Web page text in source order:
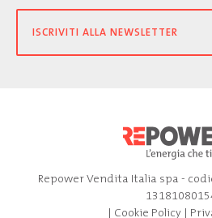
ISCRIVITI ALLA NEWSLETTER
Repower Vendita Italia spa -
| Cookie Policy|